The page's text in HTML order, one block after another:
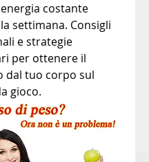
costante
settimana. Consigli
e strategie
per ottenere il
dal tuo corpo sul
gioco.